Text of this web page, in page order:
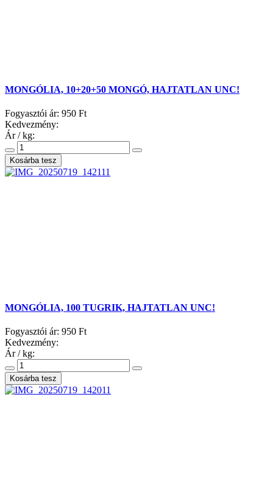
MONGÓLIA, 10+20+50 MONGÓ, HAJTATLAN UNC!
Fogyasztói ár: 950 Ft
Kedvezmény:
Ár / kg:
MONGÓLIA, 100 TUGRIK, HAJTATLAN UNC!
Fogyasztói ár: 950 Ft
Kedvezmény:
Ár / kg: